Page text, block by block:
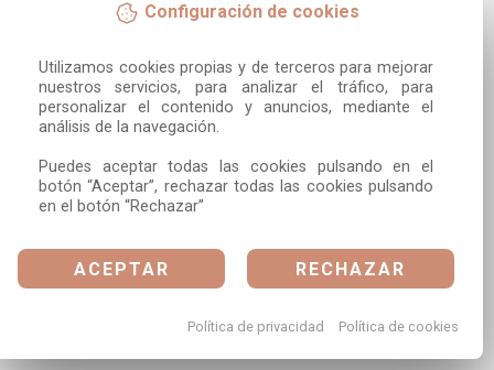
Configuración de cookies
Utilizamos cookies propias y de terceros para mejorar
nuestros servicios, para analizar el tráfico, para
personalizar el contenido y anuncios, mediante el
análisis de la navegación.
Puedes aceptar todas las cookies pulsando en el
botón “Aceptar”, rechazar todas las cookies pulsando
en el botón “Rechazar”
ACEPTAR RECHAZAR
Política de privacidad Política de cookies